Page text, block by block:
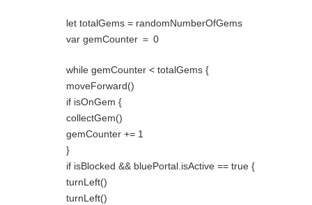
let totalGems = randomNumberOfGems
var gemCounter ＝ 0
while gemCounter < totalGems {
moveForward()
if isOnGem {
collectGem()
gemCounter += 1
}
if isBlocked && bluePortal.isActive == true {
turnLeft()
turnLeft()